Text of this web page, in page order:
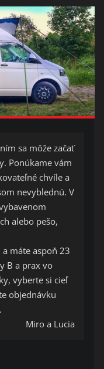
sa môže začať
Ponúkame vám
chvíle a
nevyblednú. V
alebo pešo,
máte aspoň 23
B a prax vo
vyberte si cieľ
objednávku
.
Miro a Lucia